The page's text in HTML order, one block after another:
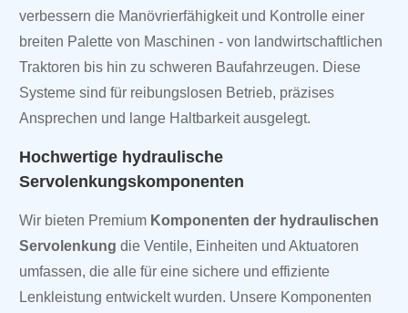
verbessern die Manövrierfähigkeit und Kontrolle einer
breiten Palette von Maschinen - von landwirtschaftlichen
Traktoren bis hin zu schweren Baufahrzeugen. Diese
Systeme sind für reibungslosen Betrieb, präzises
Ansprechen und lange Haltbarkeit ausgelegt.
Hochwertige hydraulische
Servolenkungskomponenten
Wir bieten Premium Komponenten der hydraulischen
Servolenkung die Ventile, Einheiten und Aktuatoren
umfassen, die alle für eine sichere und effiziente
Lenkleistung entwickelt wurden. Unsere Komponenten